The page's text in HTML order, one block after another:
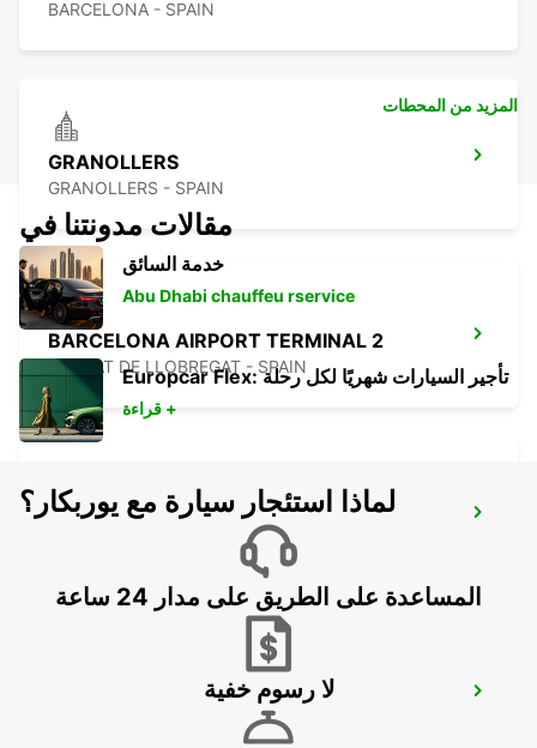
BARCELONA - SPAIN
GRANOLLERS
GRANOLLERS - SPAIN
BARCELONA AIRPORT TERMINAL 2
EL PRAT DE LLOBREGAT - SPAIN
MATARO
BARCELONA AIRPORT TERMINAL 1
EL PRAT DE LLOBREGAT - SPAIN
المزيد من المحطات
مقالات مدونتنا في
خدمة السائق
Abu Dhabi chauffeu rservice
Europcar Flex: تأجير السيارات شهريًا لكل رحلة
قراءة +
لماذا استئجار سيارة مع يوربكار؟
المساعدة على الطريق على مدار 24 ساعة
لا رسوم خفية